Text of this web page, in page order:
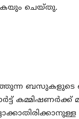
ചെയ്തു.
ബസുകളുടെ
കമ്മിഷണര്‍ക്ക്